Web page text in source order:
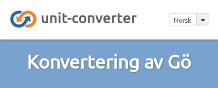
Norsk
Konvertering av Gö